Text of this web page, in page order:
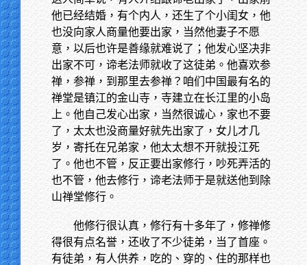
他已经结婚，有个内人，还生了个小闺女，他
也没向家人商量他要出家，当然他妻子不愿
意，以后也许是善缘就难说了；他发心坚决非
出家不可，谛老法师就收了这徒弟。他喜欢参
禅，参禅，到那里去参禅？咱们中国最有名的
禅堂是镇江的金山寺，寺建立在长江里的小岛
上。他自己发心出家，当然很诚心，家也不要
了，太太也没商量好就先出家了，女儿才几
岁，寄托在兄弟家，他太太想不开就投江死
了。他也不管，反正要出家修行，吵死弄活的
也不管，他去修行，谛老法师于是就送他到除
山禅堂修行。
他修行很认真，修行有十多年了，修禅修
得很有点名誉，还收了不少徒弟，当了首座。
有徒弟，有人供养，吃的、穿的、住的那样也